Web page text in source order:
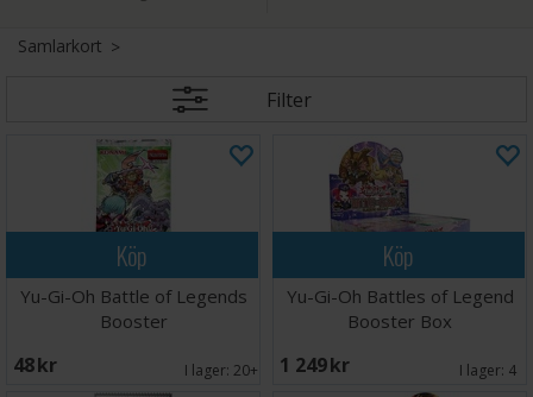
Samlarkort
Filter
Köp
Yu-Gi-Oh Battle of Legends
Booster
48 SEK I lager: 20+
Köp
Yu-Gi-Oh Battles of Legend
Booster Box
1 249 SEK I lager: 4